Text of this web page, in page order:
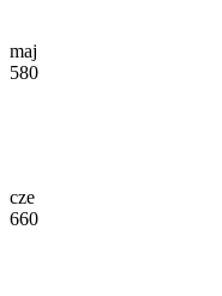
maj
580
cze
660